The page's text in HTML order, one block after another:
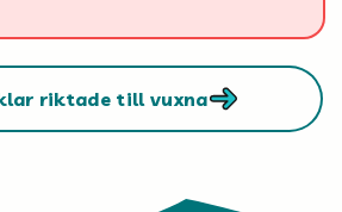
riktade till vuxna